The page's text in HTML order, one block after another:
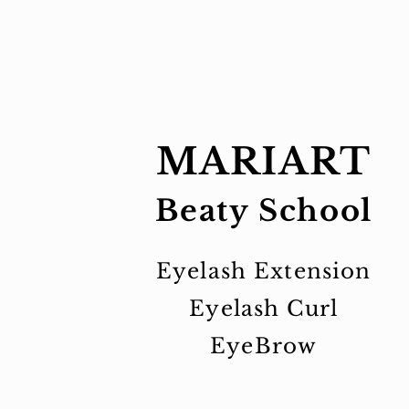
MARIART
Beaty School
Eyelash Extension
Eyelash Curl
EyeBrow